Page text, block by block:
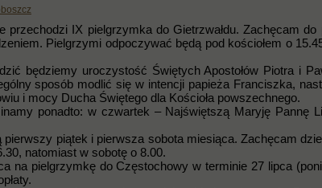
przechodzi IX pielgrzymka do Gietrzwałdu. Zachęcam do
Pielgrzymi odpoczywać będą pod kościołem o
będziemy uroczystość Świętych Apostołów Piotra i
sposób modlić się w intencji papieża Franciszka,
i mocy Ducha Świętego dla Kościoła powszechnego.
ponadto: w czwartek – Najświętszą Maryję Pannę
piątek i pierwsza sobota miesiąca. Zachęcam
natomiast w sobotę o 8.00.
na pielgrzymkę do Częstochowy w terminie 27 lipca